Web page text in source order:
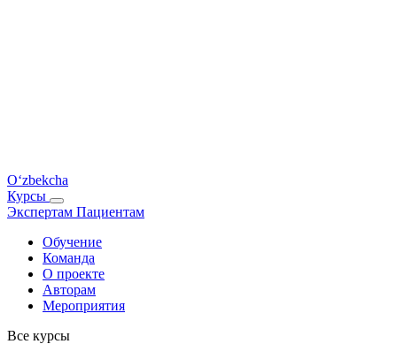
O‘zbekcha
Курсы
Экспертам Пациентам
Обучение
Команда
О проекте
Авторам
Мероприятия
Все курсы